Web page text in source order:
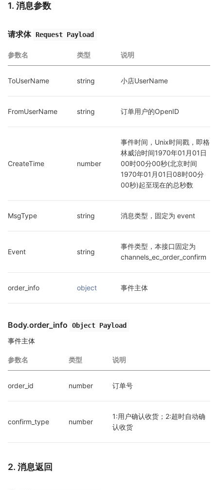
1. 消息参数
请求体 Request Payload
参数名 类型 说明
ToUserName string 小店UserName
FromUserName string 订单用户的OpenID
CreateTime number
事件时间，Unix时间戳，即格
林威治时间1970年01月01日
00时00分00秒(北京时间
1970年01月01日08时00分
00秒)起至现在的总秒数
MsgType string 消息类型，固定为 event
Event string
事件类型，本接口固定为
channels_ec_order_confirm
order_info object 事件主体
Body.order_info Object Payload
事件主体
参数名 类型 说明
order_id number 订单号
confirm_type number
1:用户确认收货；2:超时自动确
认收货
2. 消息返回